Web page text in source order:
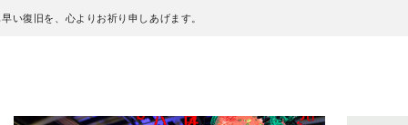
い復旧を、心よりお祈り申しあげます。